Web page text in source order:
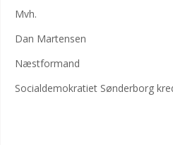
Mvh.
Dan Martensen
Næstformand
Socialdemokratiet Sønderborg